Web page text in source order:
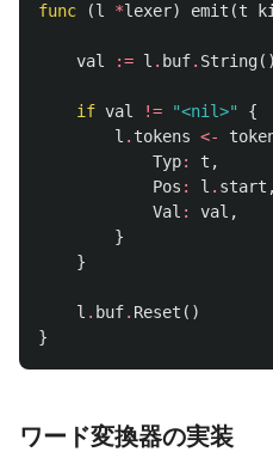
func (l *lexer) emit (t
val := l . buf. String()
if val != "<nil>"
{
l . tokens <-
Typ: t ,
Pos : l . start ,
Val : val ,
}
}
l . buf. Reset ()
}
ワード変換器の実装